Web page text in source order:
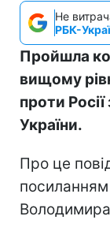
Не
РБК-
Пройшла
вищому
проти
України.
Про це
посиланням